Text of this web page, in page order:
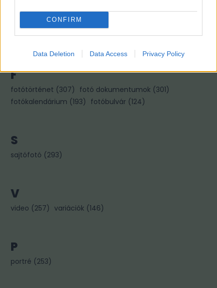
CONFIRM
Data Deletion Data Access Privacy Policy
322) könyvajánló
kincses károly (96)
F
fotótörténet (307) fotó dokumentumok (301)
fotókalendárium (193) fotóbulvár (124)
S
sajtófotó (293)
V
video (257) variációk (146)
P
portré (253)